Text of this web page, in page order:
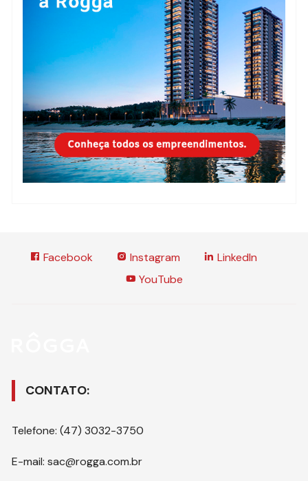
Facebook Instagram
LinkedIn
YouTube
CONTATO:
Telefone: (47) 3032-3750
E-mail: sac@rogga.com.br